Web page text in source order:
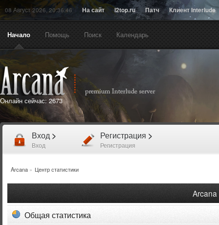
08 Август 2026, 20:36:46 На сайт l2top.ru Патч Клиент Interlude
Начало Помощь Поиск Календарь
Онлайн сейчас: 2673
Вход >
Вход
Регистрация >
Регистрация
Arcana» Центр статистики
Arcana
Общая статистика